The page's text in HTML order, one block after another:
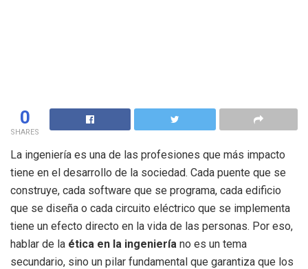
0
SHARES
La ingeniería es una de las profesiones que más impacto
tiene en el desarrollo de la sociedad. Cada puente que se
construye, cada software que se programa, cada edificio
que se diseña o cada circuito eléctrico que se implementa
tiene un efecto directo en la vida de las personas. Por eso,
hablar de la ética en la ingeniería no es un tema
secundario, sino un pilar fundamental que garantiza que los